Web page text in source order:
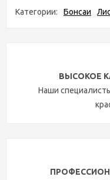
Категории: Бонсаи
ВЫСОКОЕ
Наши